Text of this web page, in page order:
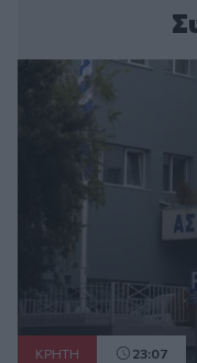
ΚΡΗΤΗ 23:07